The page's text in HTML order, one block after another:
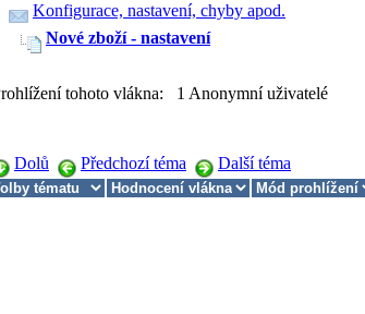
Konfigurace, nastavení, chyby apod.
Nové zboží - nastavení
tohoto vlákna: 1 Anonymní uživatelé
Dolů Předchozí téma Další téma